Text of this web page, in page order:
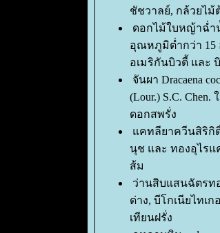
ชัชวาลย์, กล้วยไม้
ดอกไม้ใบหญ้าฉ่ำ
อุณหภูมิต่ำกว่า 15
อเมริกันบิวตี้ และ
จันผา Dracaena
(Lour.) S.C. Chen.
ดอกสพรั่ง
คทลียาควีนสิริกิ
นุช และ ทองอุไรแ
ส้ม
ว่านสิบแสนฉัตรท
ด่าง, บีโกเนียไทเก
เทียนฝรั่ง